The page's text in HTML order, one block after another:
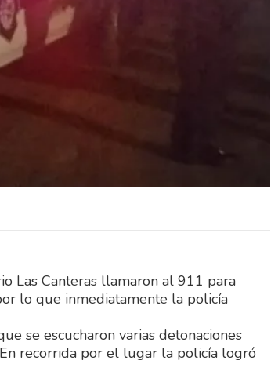
Las Canteras llamaron al 911 para
lo que inmediatamente la policía
se escucharon varias detonaciones
recorrida por el lugar la policía logró